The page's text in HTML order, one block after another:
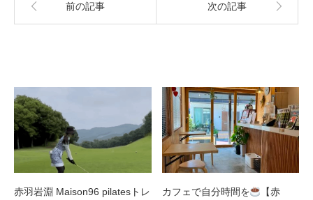
前の記事 次の記事
赤羽岩淵 Maison96 pilatesトレ
カフェで自分時間を
【赤